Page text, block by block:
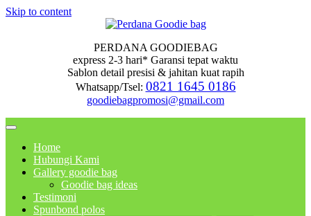
Skip to content
PERDANA GOODIEBAG
express 2-3 hari* Garansi tepat waktu
Sablon detail presisi & jahitan kuat rapih
Whatsapp/Tsel: 0821 1645 0186
goodiebagpromosi@gmail.com
Home
Hubungi Kami
Gallery goodie bag
Goodie bag ideas
Testimoni
Spunbond polos